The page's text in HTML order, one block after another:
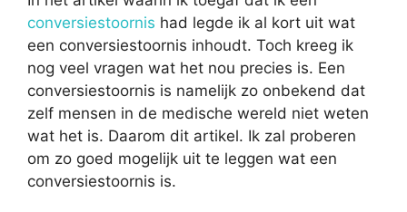
conversiestoornis had legde ik al kort uit wat
een conversiestoornis inhoudt. Toch kreeg ik
nog veel vragen wat het nou precies is. Een
conversiestoornis is namelijk zo onbekend dat
zelf mensen in de medische wereld niet weten
wat het is. Daarom dit artikel. Ik zal proberen
om zo goed mogelijk uit te leggen wat een
conversiestoornis is.